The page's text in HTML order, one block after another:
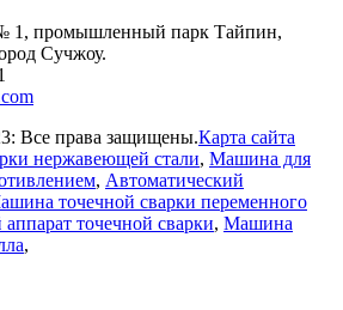
1, промышленный парк Тайпин,
Сучжоу.
Все права защищены.Карта сайта
нержавеющей стали, Машина для
, Автоматический
точечной сварки переменного
точечной сварки, Машина
,